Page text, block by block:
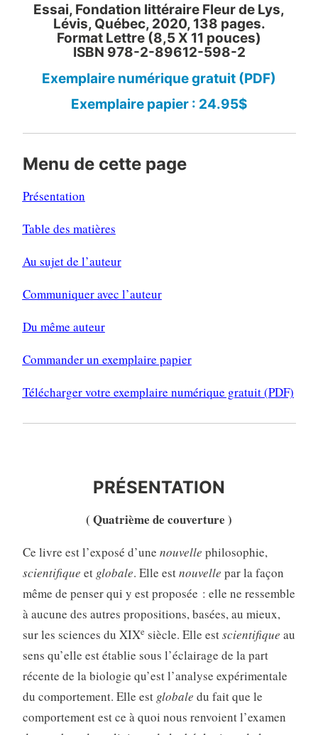
Essai, Fondation littéraire Fleur de Lys,
Lévis, Québec, 2020, 138 pages.
Format Lettre (8,5 X 11 pouces)
ISBN 978-2-89612-598-2
Exemplaire numérique gratuit (PDF)
Exemplaire papier : 24.95$
Menu de cette page
Présentation
Table des matières
Au sujet de l’auteur
Communiquer avec l’auteur
Du même auteur
Commander un exemplaire papier
Télécharger votre exemplaire numérique gratuit (PDF)
PRÉSENTATION
( Quatrième de couverture )
Ce livre est l’exposé d’une nouvelle philosophie,
scientifique et globale. Elle estnouvelle par la façon
même de penser qui y est proposée : elle ne ressemble
à aucune des autres propositions, basées, au mieux,
sur les sciences du XIXe siècle. Elle estscientifique au
sens qu’elle est établie sous l’éclairage de la part
récente de la biologie qu’est l’analyse expérimentale
du comportement. Elle est globale du fait que le
comportement est ce à quoi nous renvoient l’examen